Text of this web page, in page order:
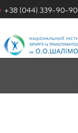
+38 (044) 339-90-90